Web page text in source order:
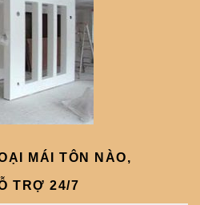
MÁI TÔN NÀO,
TRỢ 24/7